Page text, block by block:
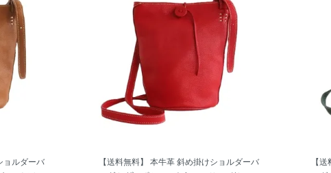
ョルダーバ
【送料無料】 本牛革 斜め掛けショルダーバ
【